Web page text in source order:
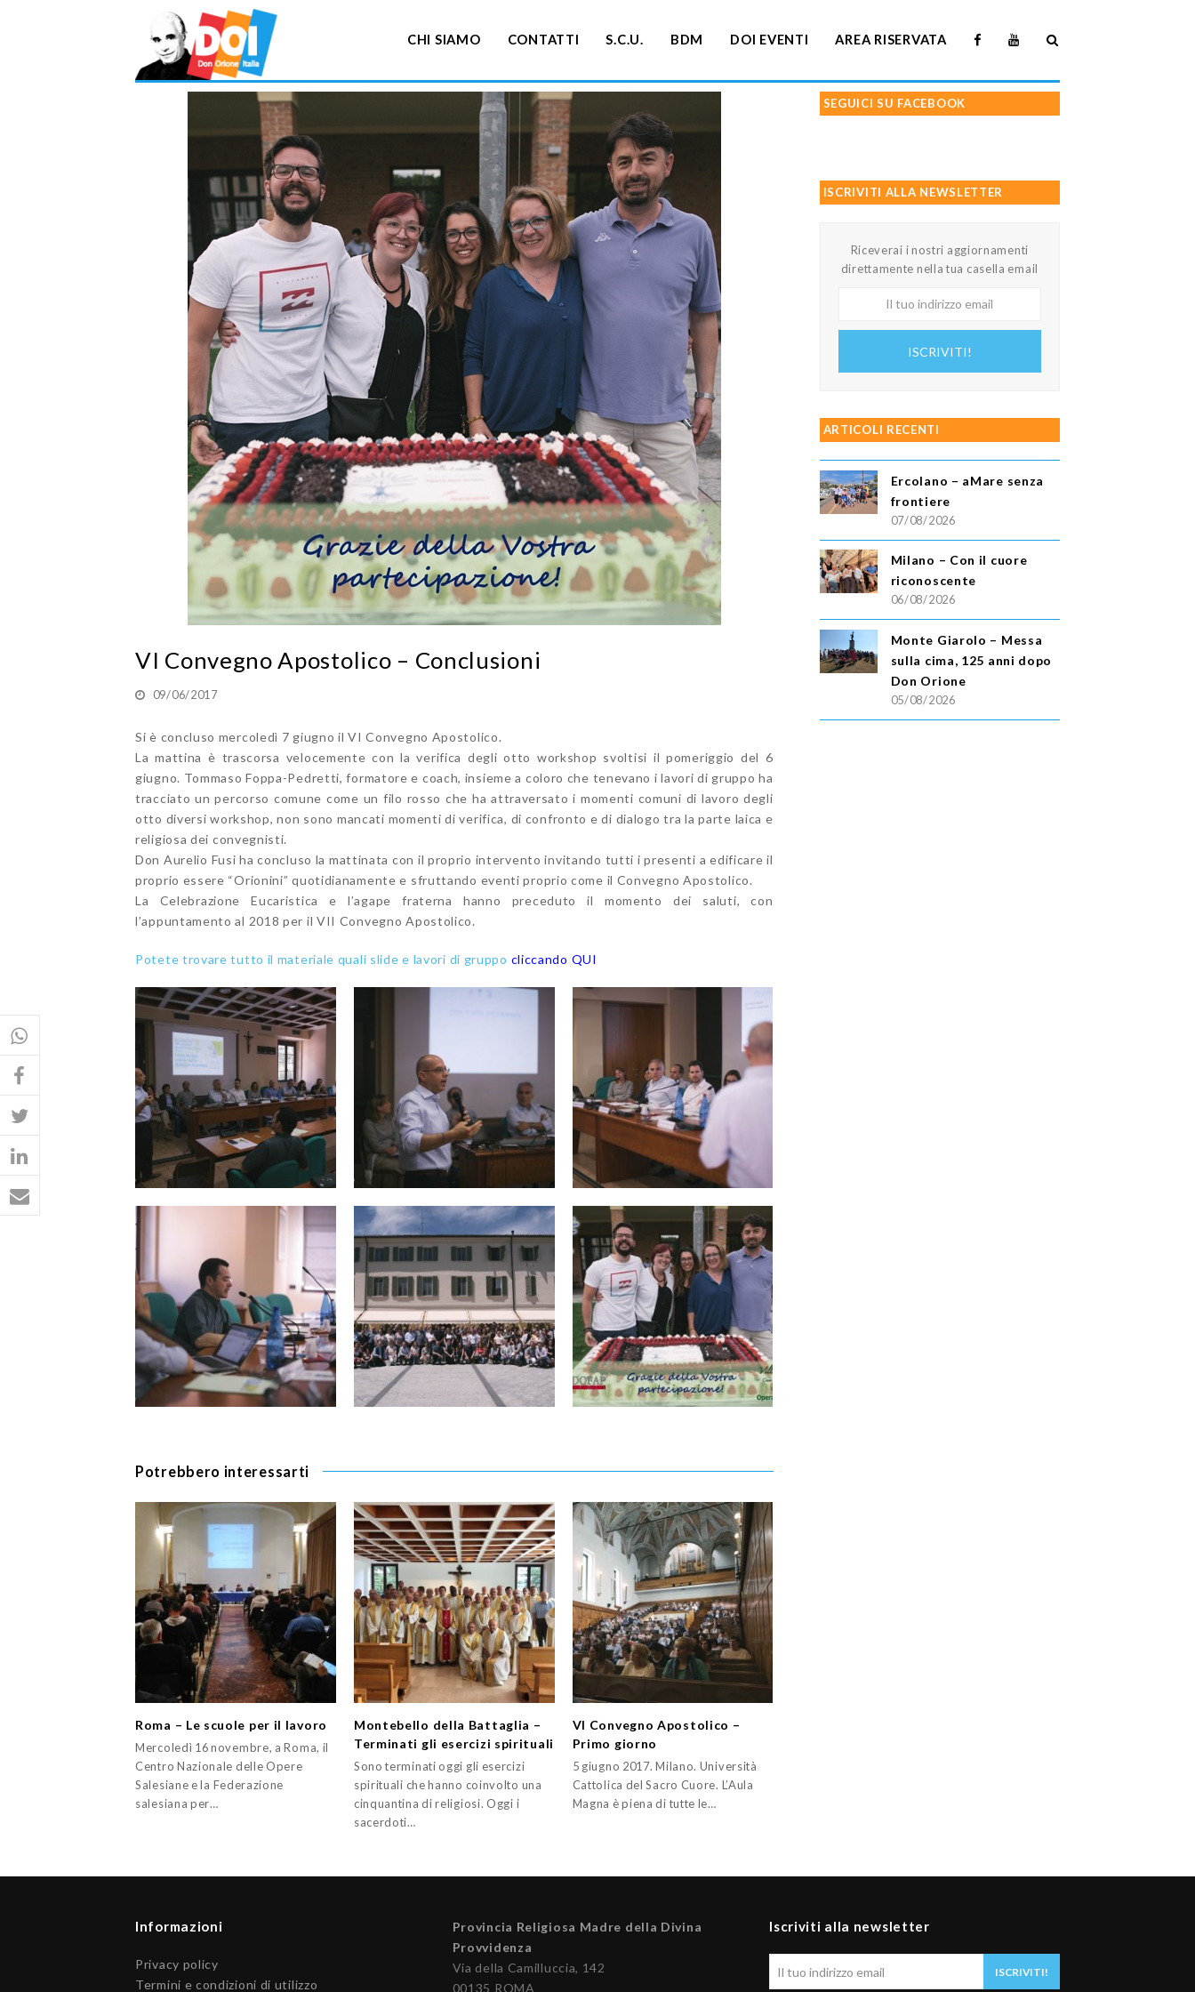
CHI SIAMO CONTATTI S.C.U. BDM DOI EVENTI AREA RISERVATA
VI Convegno Apostolico – Conclusioni
09/06/2017
Si è concluso mercoledì 7 giugno il VI Convegno Apostolico.
La mattina è trascorsa velocemente con la verifica degli otto workshop svoltisi il pomeriggio del 6
giugno. Tommaso Foppa-Pedretti, formatore e coach, insieme a coloro che tenevano i lavori di gruppo ha
tracciato un percorso comune come un filo rosso che ha attraversato i momenti comuni di lavoro degli
otto diversi workshop, non sono mancati momenti di verifica, di confronto e di dialogo tra la parte laica e
religiosa dei convegnisti.
Don Aurelio Fusi ha concluso la mattinata con il proprio intervento invitando tutti i presenti a edificare il
proprio essere “Orionini” quotidianamente e sfruttando eventi proprio come il Convegno Apostolico.
La Celebrazione Eucaristica e l’agape fraterna hanno preceduto il momento dei saluti, con
l’appuntamento al 2018 per il VII Convegno Apostolico.
Potete trovare tutto il materiale quali slide e lavori di gruppo cliccando QUI
Potrebbero interessarti
Roma – Le scuole per il lavoro
Mercoledì 16 novembre, a Roma, il
Centro Nazionale delle Opere
Salesiane e la Federazione
salesiana per…
Montebello della Battaglia –
Terminati gli esercizi spirituali
Sono terminati oggi gli esercizi
spirituali che hanno coinvolto una
cinquantina di religiosi. Oggi i
sacerdoti…
VI Convegno Apostolico –
Primo giorno
5 giugno 2017. Milano. Università
Cattolica del Sacro Cuore. L’Aula
Magna è piena di tutte le…
SEGUICI SU FACEBOOK
ISCRIVITI ALLA NEWSLETTER
Riceverai i nostri aggiornamenti
direttamente nella tua casella email
ISCRIVITI!
ARTICOLI RECENTI
Ercolano – aMare senza
frontiere
07/08/2026
Milano – Con il cuore
riconoscente
06/08/2026
Monte Giarolo – Messa
sulla cima, 125 anni dopo
Don Orione
05/08/2026
Informazioni
Privacy policy
Termini e condizioni di utilizzo
Provincia Religiosa Madre della Divina
Provvidenza
Via della Camilluccia, 142
00135 ROMA
Iscriviti alla newsletter
ISCRIVITI!